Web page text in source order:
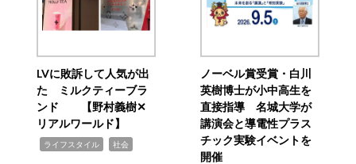
LVに敗訴して人気が出
た ミルクティーブラ
ンド 【野村義樹✕
リアルワールド】
ライフスタイル 社会
ノーベル賞受賞・白川
英樹博士が小中高生を
直接指導 名城大学が
講演会と導電性プラス
チック実験イベントを
開催